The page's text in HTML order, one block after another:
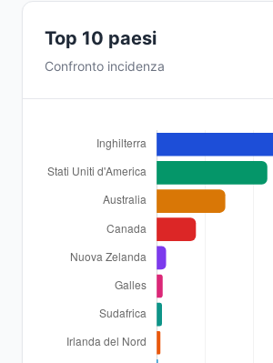
Top 10 paesi
Confronto incidenza